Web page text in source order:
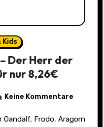
Kids
Der Herr der
nur 8,26€
Keine Kommentare